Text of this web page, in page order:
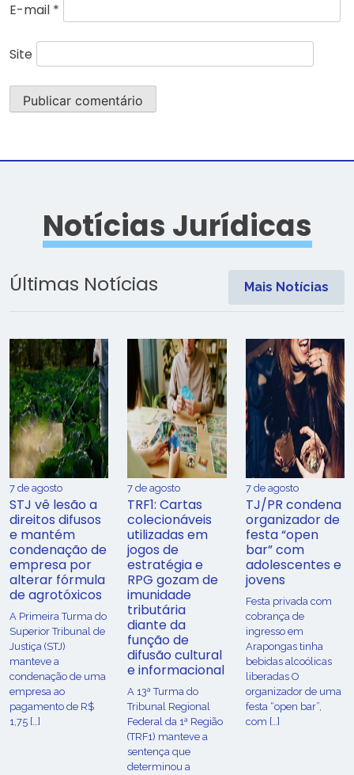
E-mail *
Site
Notícias Jurídicas
Últimas Notícias Mais Notícias
7 de agosto
STJ vê lesão a
direitos difusos
e mantém
condenação de
empresa por
alterar fórmula
de agrotóxicos
​A Primeira Turma do
Superior Tribunal de
Justiça (STJ)
manteve a
condenação de uma
empresa ao
pagamento de R$
1,75 […]
7 de agosto
TRF1: Cartas
colecionáveis
utilizadas em
jogos de
estratégia e
RPG gozam de
imunidade
tributária
diante da
função de
difusão cultural
e informacional
A 13ª Turma do
Tribunal Regional
Federal da 1ª Região
(TRF1) manteve a
sentença que
determinou a
7 de agosto
TJ/PR condena
organizador de
festa “open
bar” com
adolescentes e
jovens
Festa privada com
cobrança de
ingresso em
Arapongas tinha
bebidas alcoólicas
liberadas O
organizador de uma
festa “open bar”,
com […]